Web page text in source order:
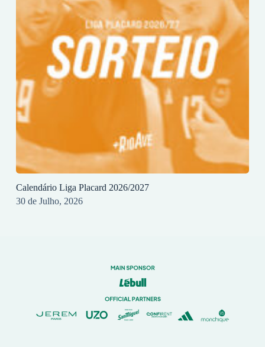
Calendário Liga Placard 2026/2027
30 de Julho, 2026